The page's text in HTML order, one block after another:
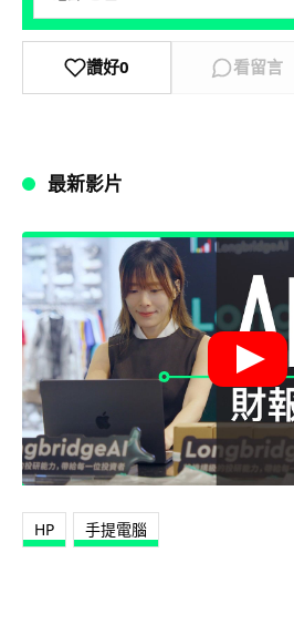
讚好0 看留言
最新影片
HP 手提電腦